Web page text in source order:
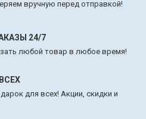
вручную перед отправкой!
24/7
любой товар в любое время!
для всех! Акции, скидки и